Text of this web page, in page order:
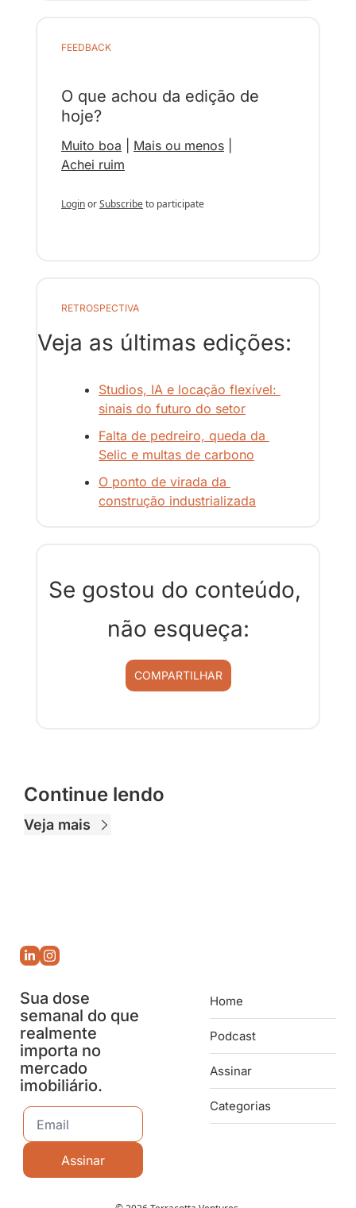
FEEDBACK
O que achou da edição de
hoje?
Muito boa Mais ou menos
Achei ruim
LoginorSubscribeto participate
RETROSPECTIVA
Veja as últimas edições:
Studios, IA e locação flexível:
sinais do futuro do setor
Falta de pedreiro, queda da
Selic e multas de carbono
O ponto de virada da
construção industrializada
Se gostou do conteúdo,
não esqueça:
COMPARTILHAR
Continue lendo
Veja mais
Sua dose
semanal do que
realmente
importa no
mercado
imobiliário.
Assinar
Home
Podcast
Assinar
Categorias